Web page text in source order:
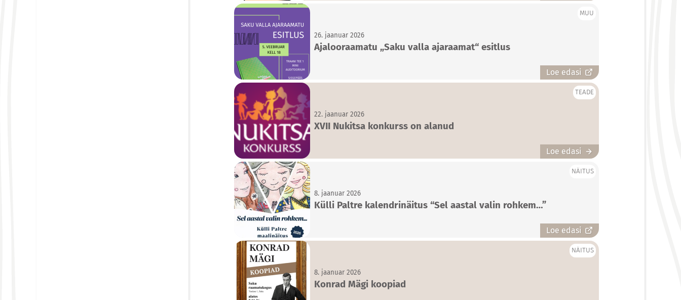
MUU
26. jaanuar 2026
Ajalooraamatu „Saku valla ajaraamat“ esitlus
Loe edasi
TEADE
22. jaanuar 2026
XVII Nukitsa konkurss on alanud
Loe edasi
NÄITUS
8. jaanuar 2026
Külli Paltre kalendrinäitus “Sel aastal valin rohkem…”
Loe edasi
NÄITUS
8. jaanuar 2026
Konrad Mägi koopiad